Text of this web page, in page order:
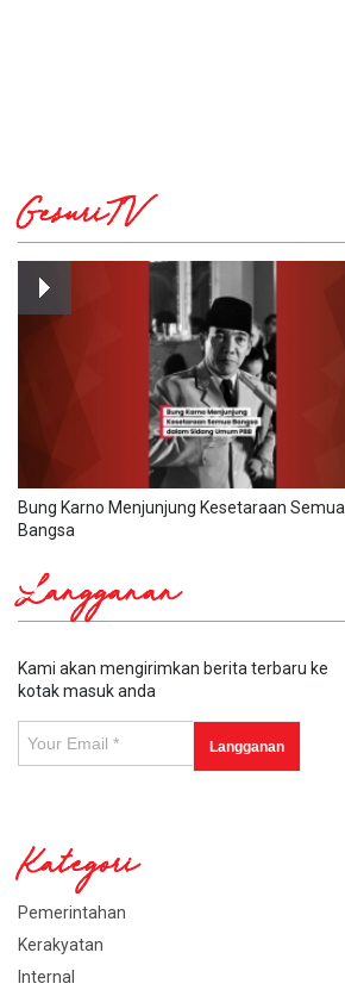
GesuriTV
Bung Karno Menjunjung Kesetaraan Semua
Bangsa
Langganan
Kami akan mengirimkan berita terbaru ke
kotak masuk anda
Kategori
Pemerintahan
Kerakyatan
Internal